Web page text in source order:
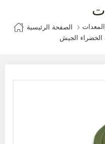
الصفحة الرئيسية
الخضراء الجيش